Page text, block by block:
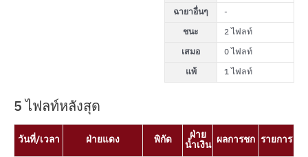
ฉายาอื่นๆ
-
ชนะ
2 ไฟลท์
เสมอ
0 ไฟลท์
แพ้
1 ไฟลท์
5 ไฟลท์หลังสุด
วันที่/เวลา ฝ่ายแดง พิกัด ฝ่าย
น้ำเงิน ผลการชก รายการ